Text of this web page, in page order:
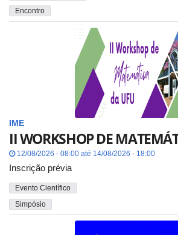
Encontro
IME
II WORKSHOP DE
12/08/2026 - 08:00 até 14/08/2026 - 18:00
Inscrição prévia
Evento Científico
Simpósio